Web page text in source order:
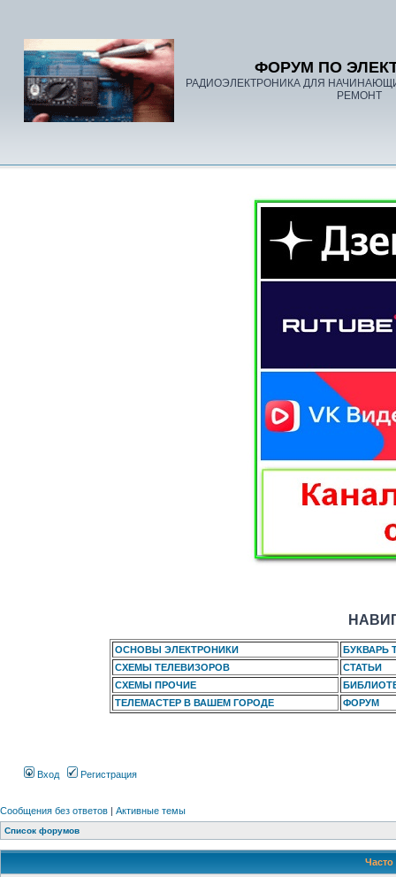
ФОРУМ ПО
РАДИОЭЛЕКТРОНИКА ДЛЯ
РЕМОНТ
ОСНОВЫ ЭЛЕКТРОНИКИ
БУКВАРЬ
СХЕМЫ ТЕЛЕВИЗОРОВ
СТАТЬИ
СХЕМЫ ПРОЧИЕ
ТЕЛЕМАСТЕР В ВАШЕМ ГОРОДЕ
ФОРУМ
Вход Регистрация
Сообщения без ответов | Активные темы
Список форумов